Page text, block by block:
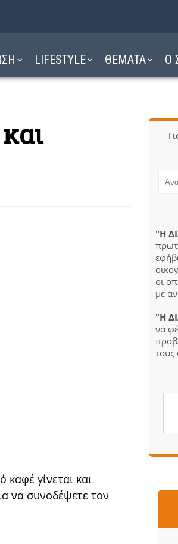
LIFESTYLE ΘΕΜΑΤΑ Ο
γίνεται και
να συνοδέψετε τον
"Η
οι
με
"Η
να
τους